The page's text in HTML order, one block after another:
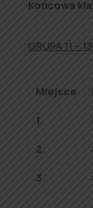
Końcowa
GRUPA 11 –
Miejsce
1.
2.
3.